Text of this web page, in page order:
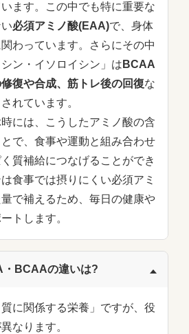
ます。この中でも特に重要な
必須アミノ酸(EAA)で、身体
わっています。さらにその中
ン・イソロイシン」は BCAA
復や合成、筋トレ後の回復な
れています。
には、こうしたアミノ酸の含
で、食事や運動と組み合わせ
質補給につなげることができ
食事では摂りにくい必須アミ
で補えるため、毎日の健康や
トします。
・BCAAの違いは?
に関係する栄養」ですが、役
なります。